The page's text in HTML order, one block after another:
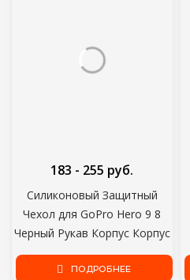
Силиконовый Защитный
Чехол для GoPro Hero 9 8
Черный Рукав Корпус Корпус
Рамка с Талрепом Аксессуар
Для Go pro 9 8 Case
183 - 255 руб.
ПОДРОБНЕЕ